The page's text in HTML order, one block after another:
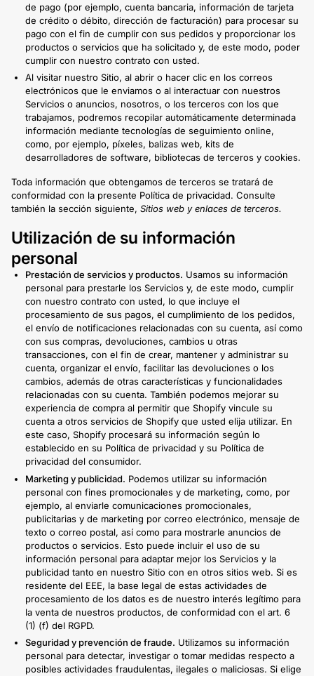
de pago (por ejemplo, cuenta bancaria, información de tarjeta
de crédito o débito, dirección de facturación) para procesar su
pago con el fin de cumplir con sus pedidos y proporcionar los
productos o servicios que ha solicitado y, de este modo, poder
cumplir con nuestro contrato con usted.
Al visitar nuestro Sitio, al abrir o hacer clic en los correos
electrónicos que le enviamos o al interactuar con nuestros
Servicios o anuncios, nosotros, o los terceros con los que
trabajamos, podremos recopilar automáticamente determinada
información mediante tecnologías de seguimiento online,
como, por ejemplo, píxeles, balizas web, kits de
desarrolladores de software, bibliotecas de terceros y cookies.
Toda información que obtengamos de terceros se tratará de
conformidad con la presente Política de privacidad. Consulte
también la sección siguiente, Sitios web y enlaces de terceros.
Utilización de su información
personal
Prestación de servicios y productos. Usamos su información
personal para prestarle los Servicios y, de este modo, cumplir
con nuestro contrato con usted, lo que incluye el
procesamiento de sus pagos, el cumplimiento de los pedidos,
el envío de notificaciones relacionadas con su cuenta, así como
con sus compras, devoluciones, cambios u otras
transacciones, con el fin de crear, mantener y administrar su
cuenta, organizar el envío, facilitar las devoluciones o los
cambios, además de otras características y funcionalidades
relacionadas con su cuenta. También podemos mejorar su
experiencia de compra al permitir que Shopify vincule su
cuenta a otros servicios de Shopify que usted elija utilizar. En
este caso, Shopify procesará su información según lo
establecido en su Política de privacidad y su Política de
privacidad del consumidor.
Marketing y publicidad. Podemos utilizar su información
personal con fines promocionales y de marketing, como, por
ejemplo, al enviarle comunicaciones promocionales,
publicitarias y de marketing por correo electrónico, mensaje de
texto o correo postal, así como para mostrarle anuncios de
productos o servicios. Esto puede incluir el uso de su
información personal para adaptar mejor los Servicios y la
publicidad tanto en nuestro Sitio con en otros sitios web. Si es
residente del EEE, la base legal de estas actividades de
procesamiento de los datos es de nuestro interés legítimo para
la venta de nuestros productos, de conformidad con el art. 6
(1) (f) del RGPD.
Seguridad y prevención de fraude. Utilizamos su información
personal para detectar, investigar o tomar medidas respecto a
posibles actividades fraudulentas, ilegales o maliciosas. Si elige